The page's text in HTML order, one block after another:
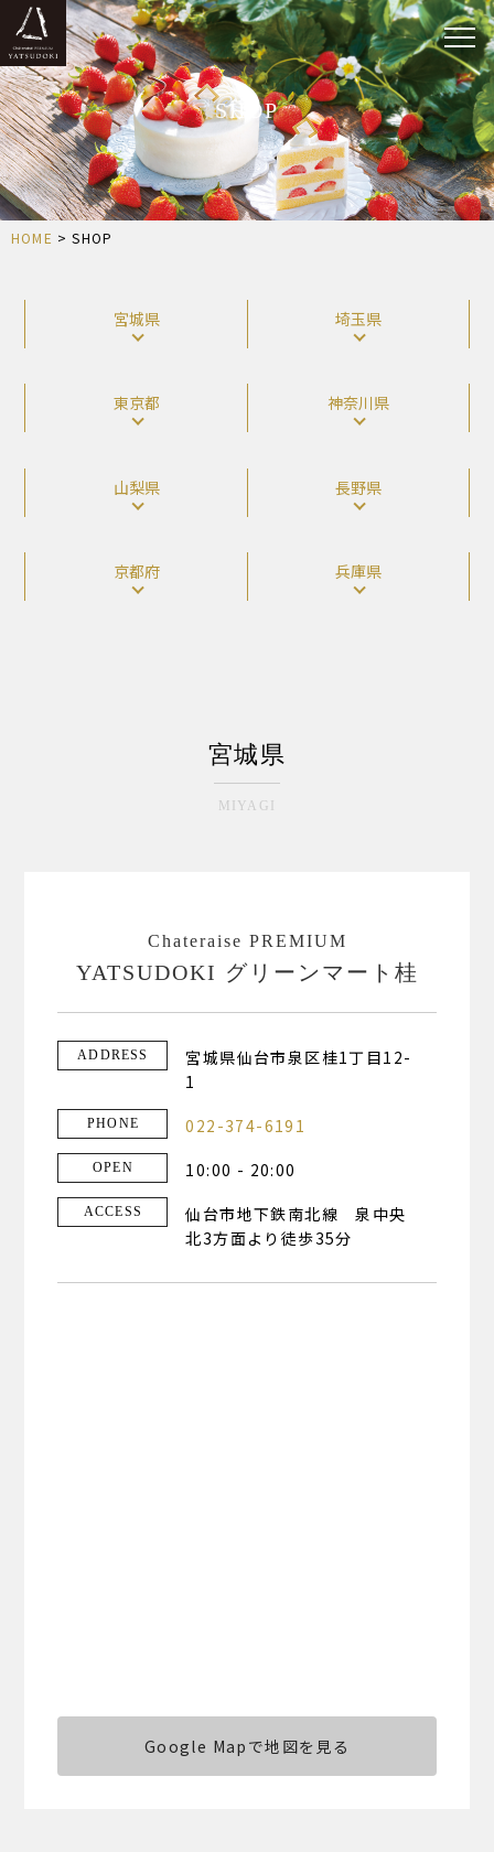
SHOP
HOME > SHOP
宮城県 埼玉県
東京都 神奈川県
山梨県 長野県
京都府 兵庫県
宮城県
MIYAGI
Chateraise PREMIUM
YATSUDOKI グリーンマート桂
ADDRESS
宮城県仙台市泉区桂1丁目12-
1
PHONE 022-374-6191
OPEN 10:00 - 20:00
ACCESS
仙台市地下鉄南北線 泉中央
北3方面より徒歩35分
Google Mapで地図を見る